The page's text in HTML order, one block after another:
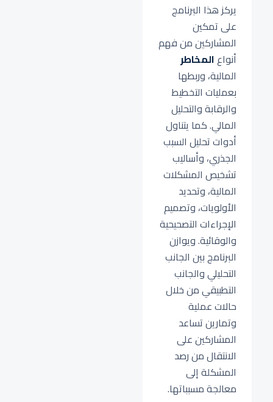
يركز هذا البرنامج
على تمكين
المشاركين من فهم
أنواعالمخاطر
المالية، وربطها
بعمليات التخطيط
والرقابة والتحليل
المالي. كما يتناول
أدوات تحليل السبب
الجذري، وأساليب
تشخيص المشكلات
المالية، وتحديد
الأولويات، وتصميم
الإجراءات التصحيحية
والوقائية. ويوازن
البرنامج بين الجانب
التحليلي والجانب
التطبيقي من خلال
حالات عملية
وتمارين تساعد
المشاركين على
الانتقال من رصد
المشكلة إلى
معالجة مسبباتها.